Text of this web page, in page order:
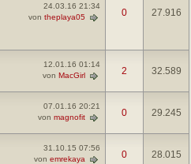
24.03.16 21:34
von theplaya05 0 27.916
12.01.16 01:14
von MacGirl 2 32.589
07.01.16 20:21
von magnofit 0 29.245
31.10.15 07:56
von emrekaya 0 28.015